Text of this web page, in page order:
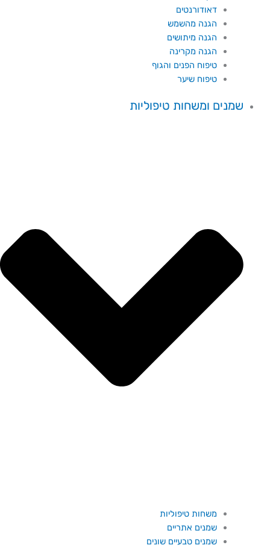
דאודורנטים
הגנה מהשמש
הגנה מיתושים
הגנה מקרינה
טיפוח הפנים והגוף
טיפוח שיער
שמנים ומשחות טיפוליות
משחות טיפוליות
שמנים אתריים
שמנים טבעיים שונים